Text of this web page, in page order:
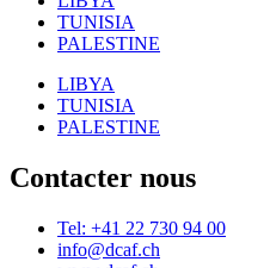
TUNISIA
PALESTINE
LIBYA
TUNISIA
PALESTINE
Contacter nous
Tel: +41 22 730 94 00
info@dcaf.ch